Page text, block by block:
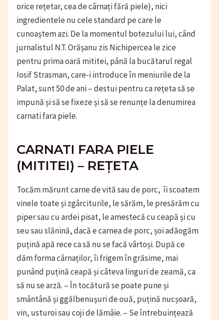
orice rețetar, cea de cârnați fără piele), nici
ingredientele nu cele standard pe care le
cunoaștem azi. De la momentul botezului lui, când
jurnalistul N.T. Orășanu zis Nichipercea le zice
pentru prima oară mititei, până la bucătarul regal
Iosif Strasman, care-i introduce în meniurile de la
Palat, sunt 50 de ani – destui pentru ca rețeta să se
impună și să se fixeze și să se renunțe la denumirea
carnati fara piele.
CARNATI FARA PIELE
(MITITEI) – REȚETA
Tocăm mărunt carne de vită sau de porc, îi scoatem
vinele toate și zgârciturile, le sărăm, le presărăm cu
piper sau cu ardei pisat, le amestecă cu ceapă și cu
seu sau slănină, dacă e carnea de porc, șoi adăogăm
puțină apă rece ca să nu se facă vârtoși. După ce
dăm forma cârnaților, îi frigem în grăsime, mai
punând puțină ceapă și câteva linguri de zeamă, ca
să nu se arză. – În tocătură se poate pune și
smântână și ggălbenușuri de ouă, puțină nucșoară,
vin, usturoi sau coji de lămâie. – Se întrebuințează